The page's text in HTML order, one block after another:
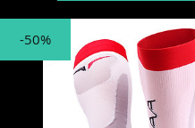
-50%